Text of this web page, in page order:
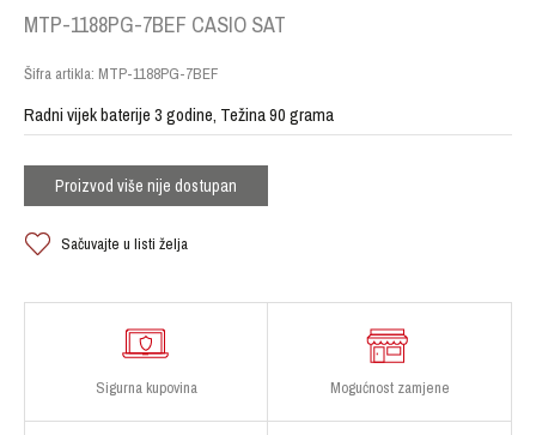
MTP-1188PG-7BEF CASIO SAT
Šifra artikla: MTP-1188PG-7BEF
Radni vijek baterije 3 godine, Težina 90 grama
Proizvod više nije dostupan
Sačuvajte u listi želja
Sigurna kupovina Mogućnost zamjene